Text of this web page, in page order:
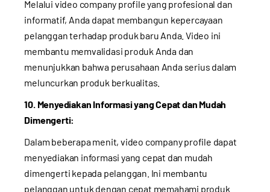
Melalui video company profile yang profesional dan
informatif, Anda dapat membangun kepercayaan
pelanggan terhadap produk baru Anda. Video ini
membantu memvalidasi produk Anda dan
menunjukkan bahwa perusahaan Anda serius dalam
meluncurkan produk berkualitas.
10. Menyediakan Informasi yang Cepat dan Mudah
Dimengerti:
Dalam beberapa menit, video company profile dapat
menyediakan informasi yang cepat dan mudah
dimengerti kepada pelanggan. Ini membantu
pelanggan untuk dengan cepat memahami produk